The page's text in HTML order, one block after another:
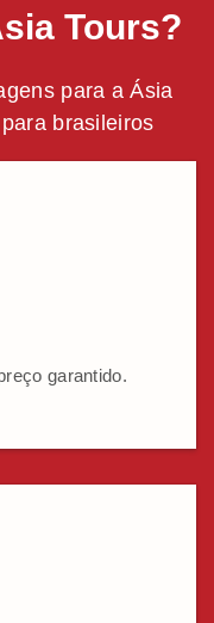
Tours?
para a Ásia
brasileiros
garantido.